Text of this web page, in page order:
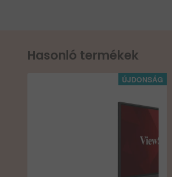
Hasonló termékek